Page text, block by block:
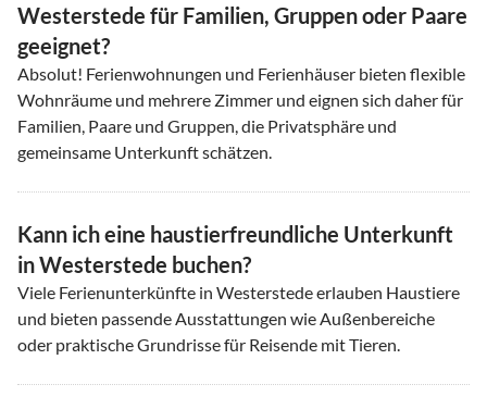
Westerstede für Familien, Gruppen oder Paare
geeignet?
Absolut! Ferienwohnungen und Ferienhäuser bieten flexible
Wohnräume und mehrere Zimmer und eignen sich daher für
Familien, Paare und Gruppen, die Privatsphäre und
gemeinsame Unterkunft schätzen.
Kann ich eine haustierfreundliche Unterkunft
in Westerstede buchen?
Viele Ferienunterkünfte in Westerstede erlauben Haustiere
und bieten passende Ausstattungen wie Außenbereiche
oder praktische Grundrisse für Reisende mit Tieren.